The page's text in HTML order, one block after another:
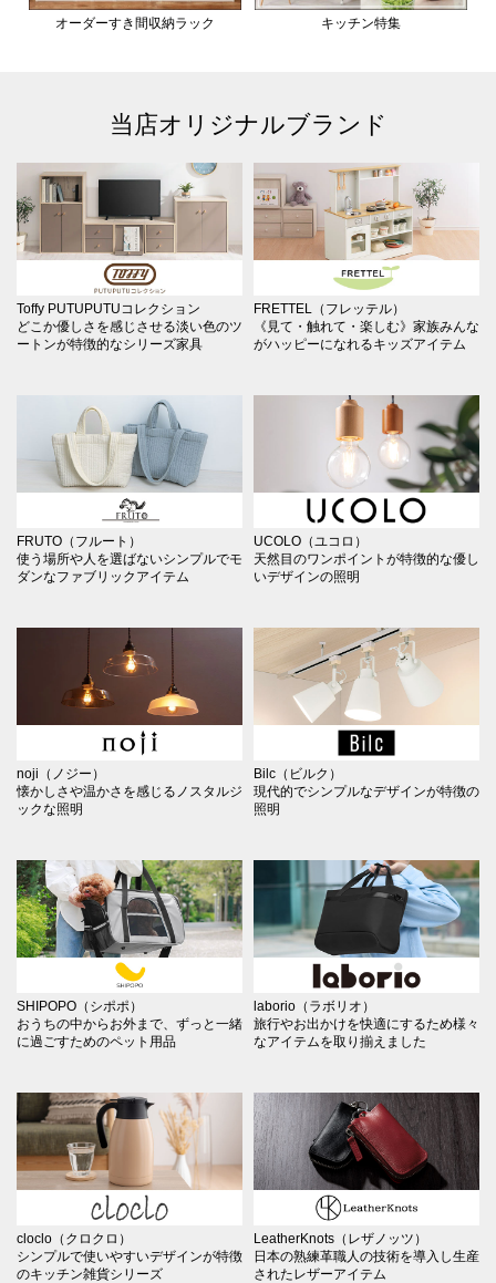
オーダーすき間収納ラック キッチン特集
当店オリジナルブランド
Toffy PUTUPUTUコレクション
どこか優しさを感じさせる淡い色のツ
ートンが特徴的なシリーズ家具
FRETTEL（フレッテル）
《見て・触れて・楽しむ》家族みんな
がハッピーになれるキッズアイテム
FRUTO（フルート）
使う場所や人を選ばないシンプルでモ
ダンなファブリックアイテム
UCOLO（ユコロ）
天然目のワンポイントが特徴的な優し
いデザインの照明
noji（ノジー）
懐かしさや温かさを感じるノスタルジ
ックな照明
Bilc（ビルク）
現代的でシンプルなデザインが特徴の
照明
SHIPOPO（シポポ）
おうちの中からお外まで、ずっと一緒
に過ごすためのペット用品
laborio（ラボリオ）
旅行やお出かけを快適にするため様々
なアイテムを取り揃えました
cloclo（クロクロ）
シンプルで使いやすいデザインが特徴
のキッチン雑貨シリーズ
LeatherKnots（レザノッツ）
日本の熟練革職人の技術を導入し生産
されたレザーアイテム